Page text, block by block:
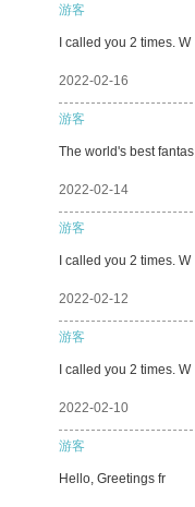
游客
I called you 2 times. W
2022-02-16
游客
The world's best fantas
2022-02-14
游客
I called you 2 times. W
2022-02-12
游客
I called you 2 times. W
2022-02-10
游客
Hello, Greetings fr